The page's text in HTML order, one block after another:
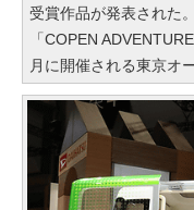
受賞作品が発表された
「COPEN
月に開催される東京オ